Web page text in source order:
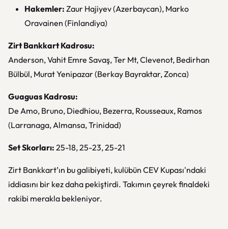
Hakemler: Zaur Hajiyev (Azerbaycan), Marko
Oravainen (Finlandiya)
Zirt Bankkart Kadrosu:
Anderson, Vahit Emre Savaş, Ter Mt, Clevenot, Bedirhan
Bülbül, Murat Yenipazar (Berkay Bayraktar, Zonca)
Guaguas Kadrosu:
De Amo, Bruno, Diedhiou, Bezerra, Rousseaux, Ramos
(Larranaga, Almansa, Trinidad)
Set Skorları: 25-18, 25-23, 25-21
Zirt Bankkart’ın bu galibiyeti, kulübün CEV Kupası'ndaki
iddiasını bir kez daha pekiştirdi. Takımın çeyrek finaldeki
rakibi merakla bekleniyor.